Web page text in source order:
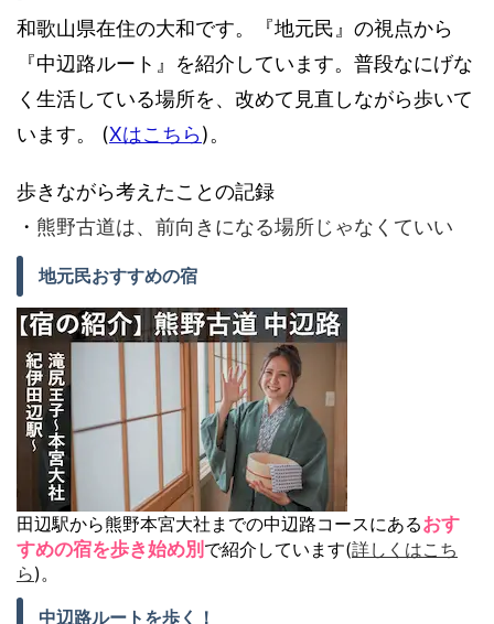
和歌山県在住の大和です。『地元民』の視点から
『中辺路ルート』を紹介しています。普段なにげな
く生活している場所を、改めて見直しながら歩いて
います。 (Xはこちら)。
歩きながら考えたことの記録
・ 熊野古道は、前向きになる場所じゃなくていい
地元民おすすめの宿
田辺駅から熊野本宮大社までの中辺路コースにあるおす
すめの宿を歩き始め別 で紹介しています(詳しくはこち
ら)。
中辺路ルートを歩く！